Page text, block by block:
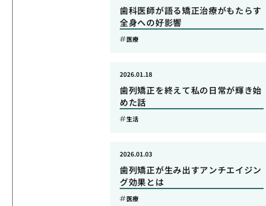
歯科医師が語る矯正治療がもたらす
全身への好影響
医療
歯列矯正を終えて私の日常が輝き始
めた話
2026.01.18
生活
歯列矯正が生み出すアンチエイジン
グ効果とは
2026.01.03
医療